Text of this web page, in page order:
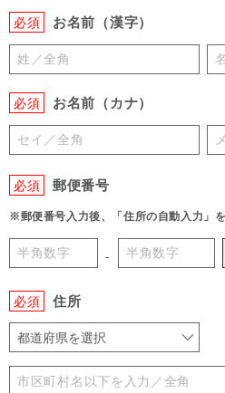
必須 お名前（漢字）
必須 お名前（カナ）
必須 郵便番号
※郵便番号入力後、「住所の自動入力」
-
必須 住所
都道府県を選択